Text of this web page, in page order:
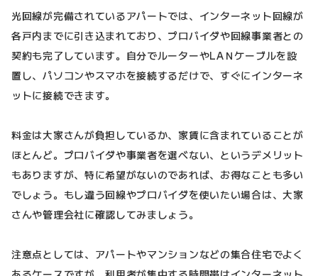
光回線が完備されているアパートでは、インターネット回線が
各戸内までに引き込まれており、プロバイダや回線事業者との
契約も完了しています。自分でルーターやLAＮケーブルを設
置し、パソコンやスマホを接続するだけで、すぐにインターネ
ットに接続できます。
料金は大家さんが負担しているか、家賃に含まれていることが
ほとんど。プロバイダや事業者を選べない、というデメリット
もありますが、特に希望がないのであれば、お得なことも多い
でしょう。もし違う回線やプロバイダを使いたい場合は、大家
さんや管理会社に確認してみましょう。
注意点としては、アパートやマンションなどの集合住宅でよく